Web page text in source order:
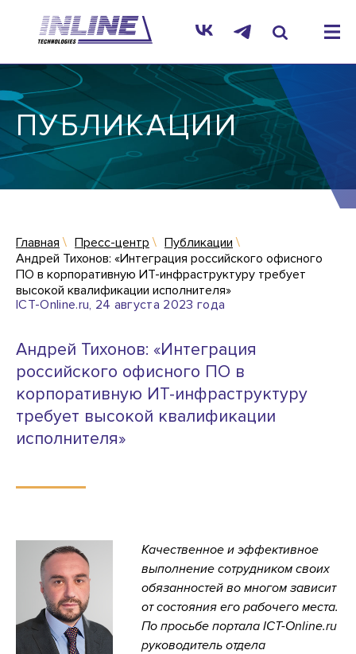
ПУБЛИКАЦИИ
Главная Пресс-центр
Публикации
Андрей Тихонов: «Интеграция российского офисного
ПО в корпоративную ИТ-инфраструктуру требует
высокой квалификации исполнителя»
ICT-Online.ru, 24 августа 2023 года
Андрей Тихонов: «Интеграция
российского офисного ПО в
корпоративную ИТ-инфраструктуру
требует высокой квалификации
исполнителя»
Качественное и эффективное
выполнение сотрудником своих
обязанностей во многом зависит
от состояния его рабочего места.
По просьбе портала ICT-Online.ru
руководитель отдела